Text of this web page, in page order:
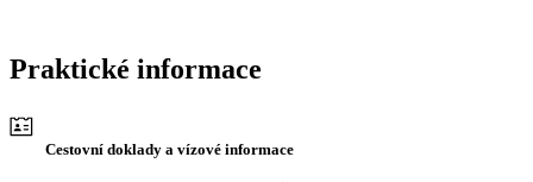
Praktické informace
Cestovní doklady a vízové informace